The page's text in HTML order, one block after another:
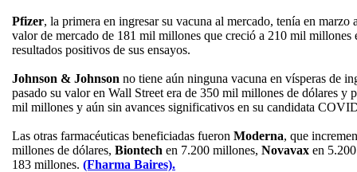
Pfizer, la primera en ingresar su vacuna al mercado, tenía en marzo
valor de mercado de 181 mil millones que creció a 210 mil millones
resultados positivos de sus ensayos.
Johnson & Johnson no tiene aún ninguna vacuna en vísperas de
pasado su valor en Wall Street era de 350 mil millones de dólares y
mil millones y aún sin avances significativos en su candidata
Las otras farmacéuticas beneficiadas fueron Moderna, que
millones de dólares, Biontech en 7.200 millones, Novavax en
183 millones. (Fharma Baires).